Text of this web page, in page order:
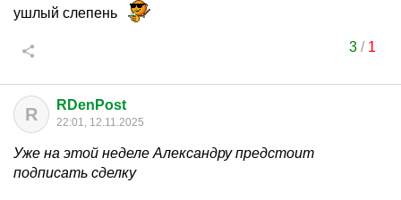
ушлый слепень
3/ 1
R RDenPost
22:01, 12.11.2025
Уже на этой неделе Александру предстоит
подписать сделку